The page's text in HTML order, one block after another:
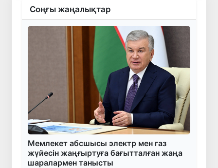
Соңғы жаңалықтар
Мемлекет абсшысы электр мен газ
жүйесін жаңғыртуға бағытталған жаңа
шаралармен танысты